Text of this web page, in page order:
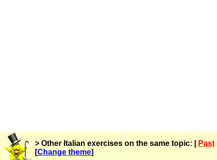
> Other Italian exercises on the same topic: |
Past
[Change theme]